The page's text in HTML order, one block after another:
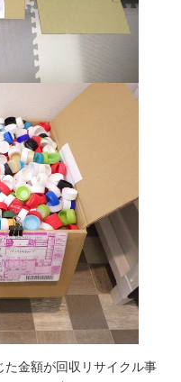
金額が回収リサイクル事